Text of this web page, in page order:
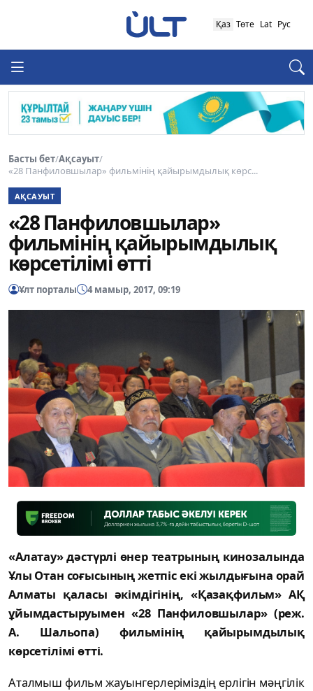
Қаз Төте Lat Рус
Басты бет/Ақсауыт/
«28 Панфиловшылар» фильмінің қайырымдылық көрс...
АҚСАУЫТ
«28 Панфиловшылар»
фильмінің қайырымдылық
көрсетілімі өтті
Ұлт порталы 4 мамыр, 2017, 09:19
«Алатау» дәстүрлі өнер театрының кинозалында
Ұлы Отан соғысының жетпіс екі жылдығына орай
Алматы қаласы әкімдігінің, «Қазақфильм» АҚ
ұйымдастыруымен «28 Панфиловшылар» (реж.
А. Шальопа) фильмінің қайырымдылық
көрсетілімі өтті.
Аталмыш фильм жауынгерлеріміздің ерлігін мәңгілік